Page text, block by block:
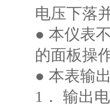
电压下落
● 本仪表
的面板操
● 本表输
1． 输出